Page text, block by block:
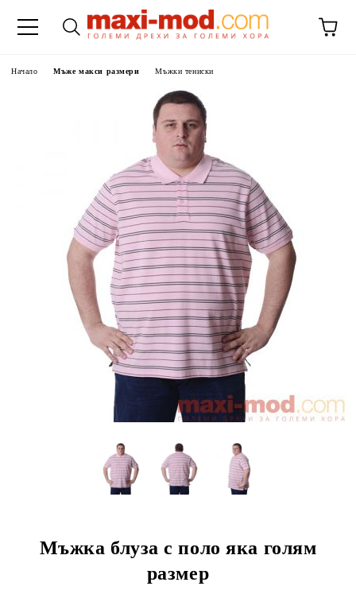
Начало Мъже макси размери Мъжки тениски
Мъжка блуза с поло яка голям
размер